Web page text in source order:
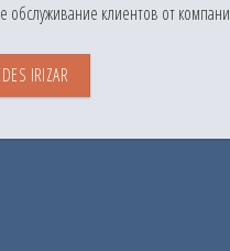
обслуживание клиентов от
IRIZAR